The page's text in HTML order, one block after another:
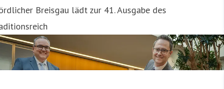
Breisgau lädt zur 41. Ausgabe des